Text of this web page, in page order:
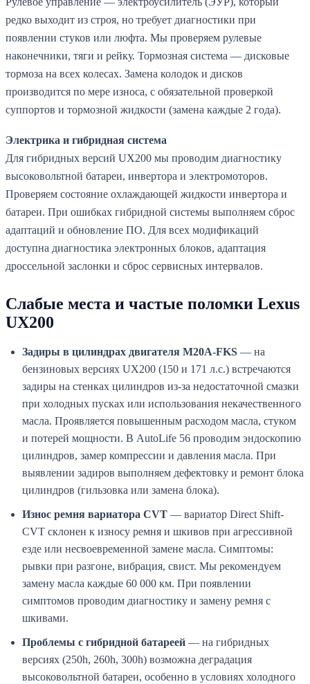
редко выходит из строя, но требует диагностики при
появлении стуков или люфта. Мы проверяем рулевые
наконечники, тяги и рейку. Тормозная система — дисковые
тормоза на всех колесах. Замена колодок и дисков
производится по мере износа, с обязательной проверкой
суппортов и тормозной жидкости (замена каждые 2 года).
Электрика и гибридная система
Для гибридных версий UX200 мы проводим диагностику
высоковольтной батареи, инвертора и электромоторов.
Проверяем состояние охлаждающей жидкости инвертора и
батареи. При ошибках гибридной системы выполняем сброс
адаптаций и обновление ПО. Для всех модификаций
доступна диагностика электронных блоков, адаптация
дроссельной заслонки и сброс сервисных интервалов.
Слабые места и частые поломки Lexus
UX200
Задиры в цилиндрах двигателя M20A-FKS — на
бензиновых версиях UX200 (150 и 171 л.с.) встречаются
задиры на стенках цилиндров из-за недостаточной смазки
при холодных пусках или использования некачественного
масла. Проявляется повышенным расходом масла, стуком
и потерей мощности. В AutoLife 56 проводим эндоскопию
цилиндров, замер компрессии и давления масла. При
выявлении задиров выполняем дефектовку и ремонт блока
цилиндров (гильзовка или замена блока).
Износ ремня вариатора CVT — вариатор Direct Shift-
CVT склонен к износу ремня и шкивов при агрессивной
езде или несвоевременной замене масла. Симптомы:
рывки при разгоне, вибрация, свист. Мы рекомендуем
замену масла каждые 60 000 км. При появлении
симптомов проводим диагностику и замену ремня с
шкивами.
Проблемы с гибридной батареей — на гибридных
версиях (250h, 260h, 300h) возможна деградация
высоковольтной батареи, особенно в условиях холодного